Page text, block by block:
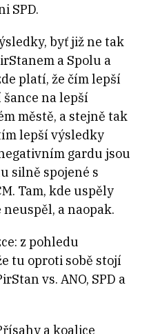
SPD.
byť již ne tak
a Spolu a
platí, že čím lepší
na lepší
městě, a stejně tak
lepší výsledky
gardu jsou
silně spojené s
Tam, kde uspěly
a naopak.
z pohledu
tu oproti sobě stojí
vs. ANO, SPD a
a koalice